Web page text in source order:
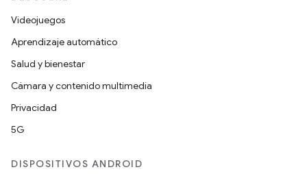
Videojuegos
Aprendizaje automático
Salud y bienestar
Cámara y contenido multimedia
Privacidad
5G
DISPOSITIVOS ANDROID